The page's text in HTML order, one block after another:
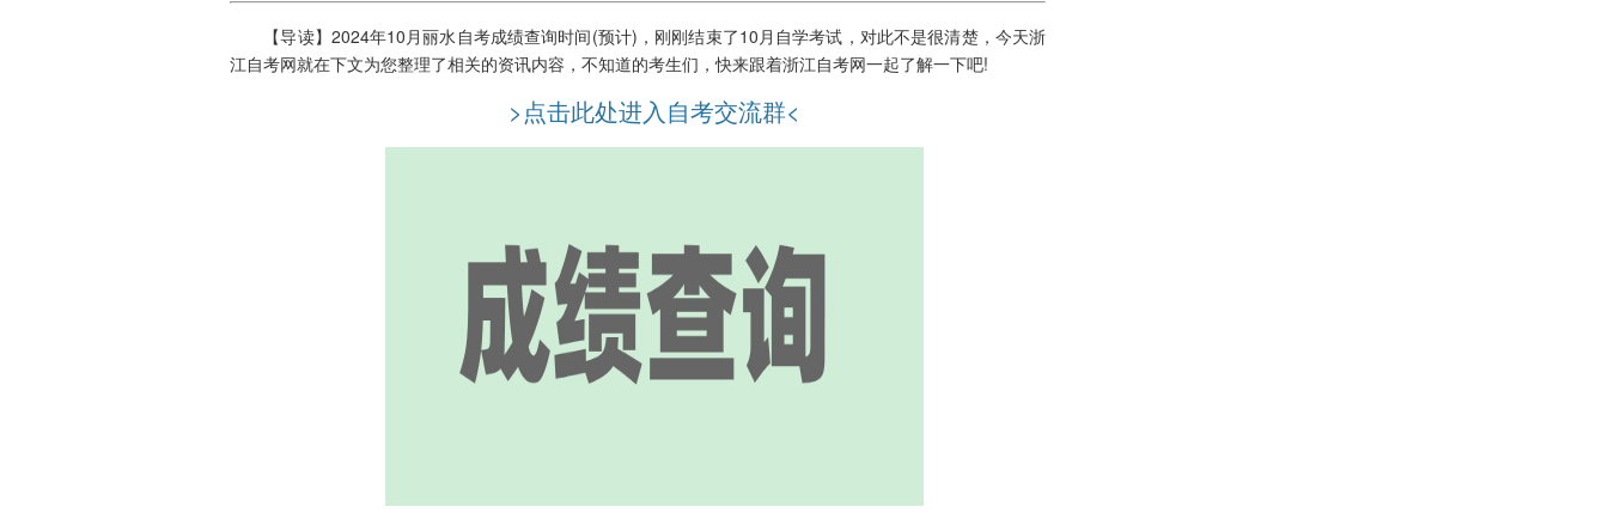
【导读】2024年10月丽水自考成绩查询时间(预计)，刚刚结束了10月自学考试，对此不是很清楚，今天浙
江自考网就在下文为您整理了相关的资讯内容，不知道的考生们，快来跟着浙江自考网一起了解一下吧!
>点击此处进入自考交流群<